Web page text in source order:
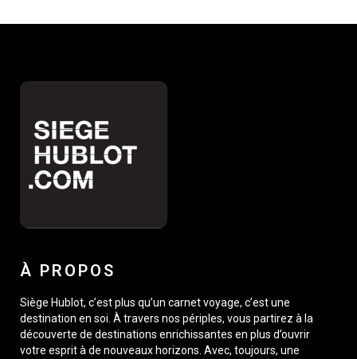
À PROPOS
Siège Hublot, c’est plus qu’un carnet voyage, c’est une
destination en soi. À travers nos périples, vous partirez à la
découverte de destinations enrichissantes en plus d’ouvrir
votre esprit à de nouveaux horizons. Avec, toujours, une